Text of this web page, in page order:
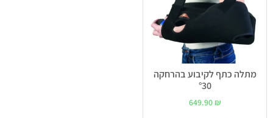
מתלה כתף לקיבוע בהרחקה
°30
649.90 ₪